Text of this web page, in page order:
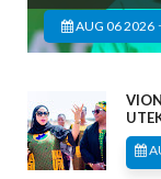
AUG 06 2026